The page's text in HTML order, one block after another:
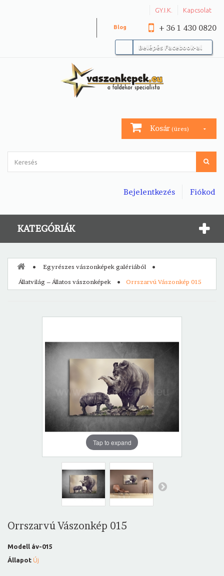
GY.I.K. Kapcsolat
+ 36 1 430 0820
Blog
Belépés Facebook-al
Kosár (üres)
Fiókod
Bejelentkezés
KATEGÓRIÁK
Egyrészes vászonképek galériából
Állatvilág – Állatos vászonképek
Orrszarvú Vászonkép 015
Tap to expand
Orrszarvú Vászonkép 015
Modell áv-015
Állapot Új